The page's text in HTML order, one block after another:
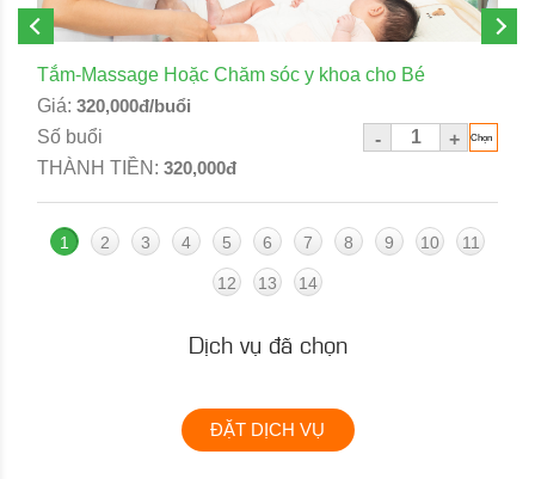
Tắm-Massage Hoặc Chăm sóc y khoa cho Bé
Giá: 320,000đ/buổi
Số buổi
-
+
THÀNH TIỀN: 320,000đ
1 2 3 4 5 6 7 8 9 10 11
12 13 14
Dịch vụ đã chọn
ĐẶT DỊCH VỤ